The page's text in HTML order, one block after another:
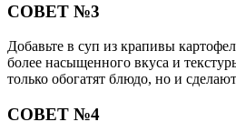
СОВЕТ №3
Добавьте в суп из крапивы
более насыщенного вкуса и
только обогатят блюдо, но и
СОВЕТ №4